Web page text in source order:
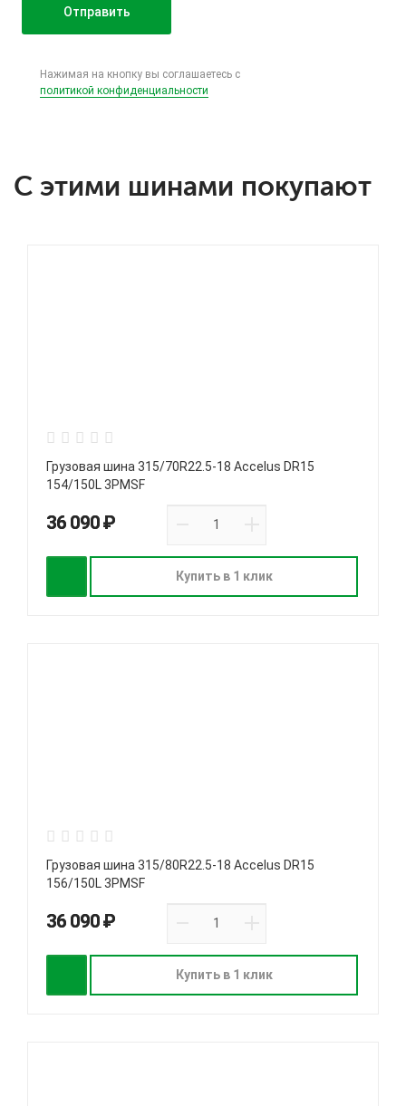
Нажимая на кнопку вы соглашаетесь с
политикой конфиденциальности
С этими шинами покупают
Грузовая шина 315/70R22.5-18 Accelus DR15
154/150L 3PMSF
36 090 ₽
Купить в 1 клик
Грузовая шина 315/80R22.5-18 Accelus DR15
156/150L 3PMSF
36 090 ₽
Купить в 1 клик